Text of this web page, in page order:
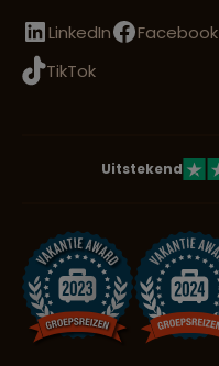
LinkedIn
Facebook
TikTok
Uitstekend